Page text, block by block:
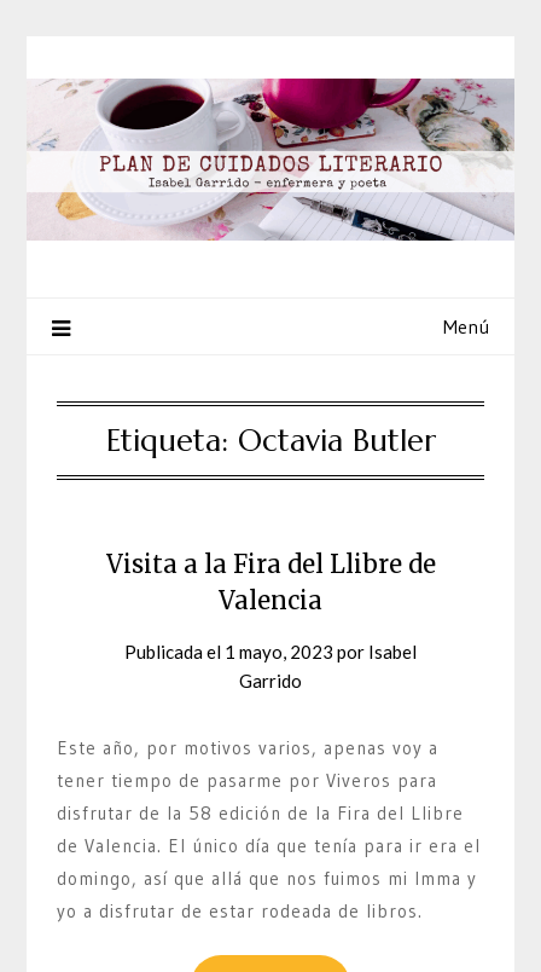
contenido
Menú
Etiqueta: Octavia Butler
Visita a la Fira del Llibre de
Valencia
Publicada el 1 mayo, 2023 por Isabel
Garrido
Este año, por motivos varios, apenas voy a
tener tiempo de pasarme por Viveros para
disfrutar de la 58 edición de la Fira del Llibre
de Valencia. El único día que tenía para ir era el
domingo, así que allá que nos fuimos mi Imma y
yo a disfrutar de estar rodeada de libros.